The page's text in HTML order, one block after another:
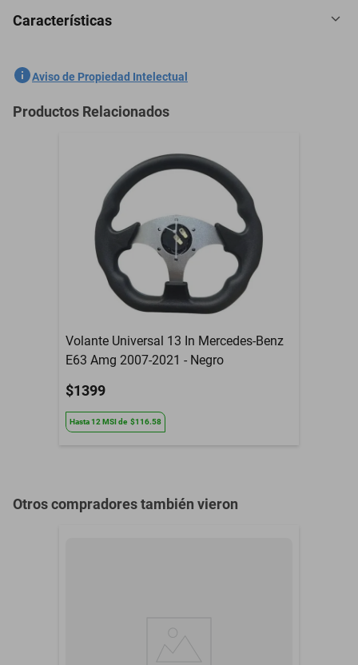
5 Plazas Cubreasientos Tela Ford Freestyle 2005-2007 Rosa
Características
SKU
Marca
Contenido del Empaque
5 Plazas Cubreasientos
Tela
Garantía con Proveedor
3 Meses
Aviso de Propiedad Intelectual
Productos Relacionados
Volante Universal 13 In Mercedes-Benz
E63 Amg 2007-2021 - Negro
$1399
Hasta12 MSIde $116.58
Otros compradores también vieron